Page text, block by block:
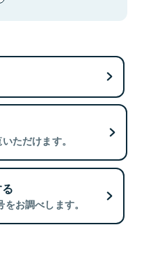
ただけます。
お調べします。